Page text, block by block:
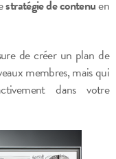
stratégie de contenuen
de créer un plan de
membres, mais qui
dans votre